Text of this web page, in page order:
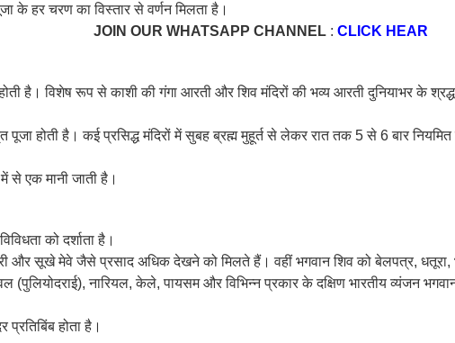
के हर चरण का विस्तार से वर्णन मिलता है।
JOIN OUR WHATSAPP CHANNEL : CLICK HEAR
है। विशेष रूप से काशी की गंगा आरती और शिव मंदिरों की भव्य आरती दुनियाभर के
पूजा होती है। कई प्रसिद्ध मंदिरों में सुबह ब्रह्म मुहूर्त से लेकर रात तक 5 से 6 बार
से एक मानी जाती है।
को दर्शाता है।
और सूखे मेवे जैसे प्रसाद अधिक देखने को मिलते हैं। वहीं भगवान शिव को बेलपत्र, धतूरा,
(पुलियोदराई), नारियल, केले, पायसम और विभिन्न प्रकार के दक्षिण भारतीय व्यंजन
होता है।